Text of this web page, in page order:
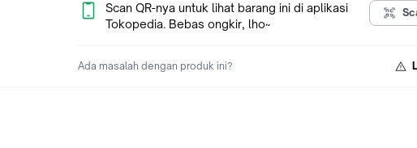
Scan QR-nya untuk lihat barang ini di aplikasi
Tokopedia. Bebas ongkir, lho~
Ada masalah dengan produk ini?